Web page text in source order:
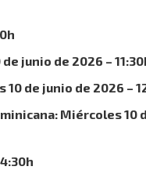
junio de 2026 –
de junio de 2026 –
Miércoles 10